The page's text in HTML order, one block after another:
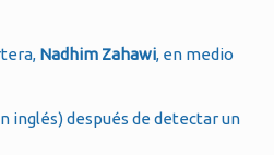
Nadhim Zahawi, en medio
inglés) después de detectar un